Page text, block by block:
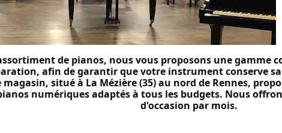
de pianos, nous vous proposons une gamme
afin de garantir que votre instrument conserve
situé à La Mézière (35) au nord de Rennes,
numériques adaptés à tous les budgets. Nous
d'occasion par mois.